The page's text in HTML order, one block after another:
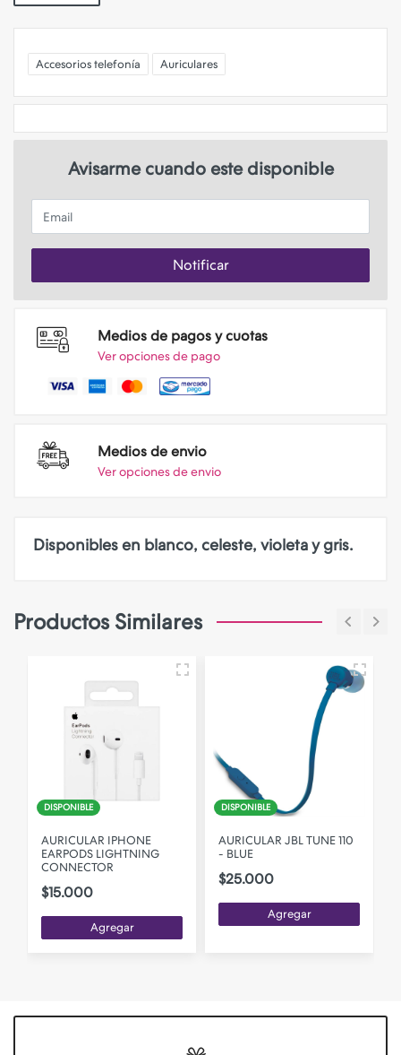
Accesorios telefonía Auriculares
Avisarme cuando este disponible
Email
Notificar
Medios de pagos y cuotas
Ver opciones de pago
Medios de envio
Ver opciones de envio
Disponibles en blanco, celeste, violeta y gris.
Productos Similares
DISPONIBLE
AURICULAR IPHONE
EARPODS LIGHTNING
CONNECTOR
$15.000
Agregar
DISPONIBLE
AURICULAR JBL TUNE 110
- BLUE
$25.000
Agregar